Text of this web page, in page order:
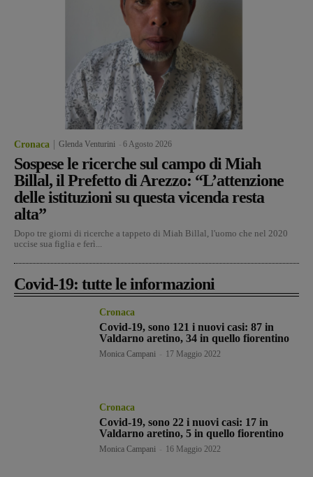
Cronaca Glenda Venturini 6 Agosto 2026
Sospese le ricerche sul campo di Miah
Billal, il Prefetto di Arezzo: “L’attenzione
delle istituzioni su questa vicenda resta
alta”
Dopo tre giorni di ricerche a tappeto di Miah Billal, l'uomo che nel 2020
uccise sua figlia e ferì...
Covid-19: tutte le informazioni
Cronaca
Covid-19, sono 121 i nuovi casi: 87 in
Valdarno aretino, 34 in quello fiorentino
Monica Campani 17 Maggio 2022
Cronaca
Covid-19, sono 22 i nuovi casi: 17 in
Valdarno aretino, 5 in quello fiorentino
Monica Campani 16 Maggio 2022